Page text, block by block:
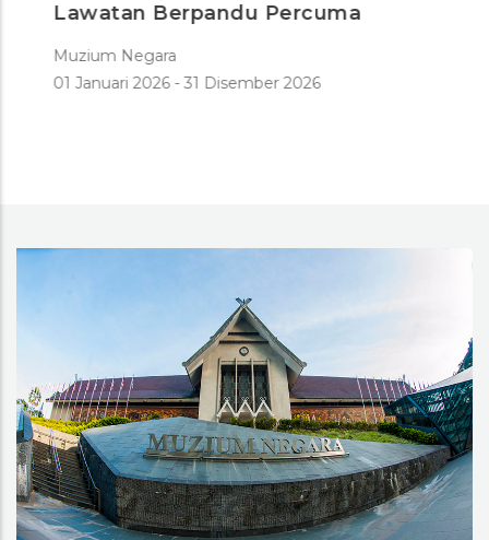
Lawatan Berpandu Percuma
Muzium Negara
01 Januari 2026-31 Disember 2026